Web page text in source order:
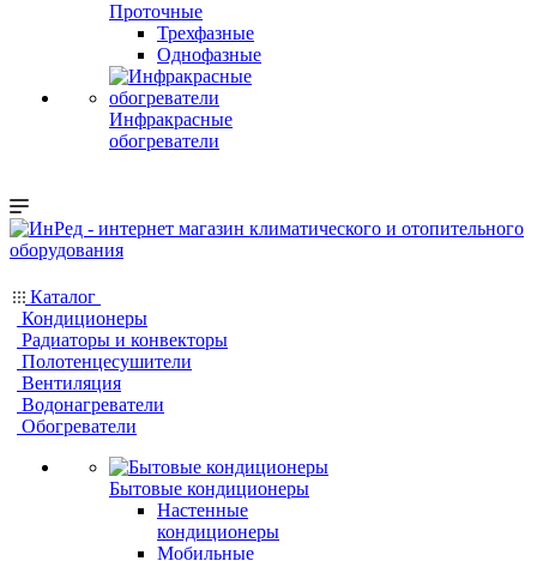
Проточные
Трехфазные
Однофазные
Инфракрасные
обогреватели
Каталог
Кондиционеры
Радиаторы и конвекторы
Полотенцесушители
Вентиляция
Водонагреватели
Обогреватели
Бытовые кондиционеры
Настенные
кондиционеры
Мобильные